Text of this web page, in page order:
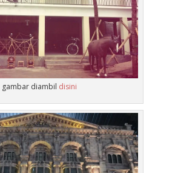
gambar diambil disini